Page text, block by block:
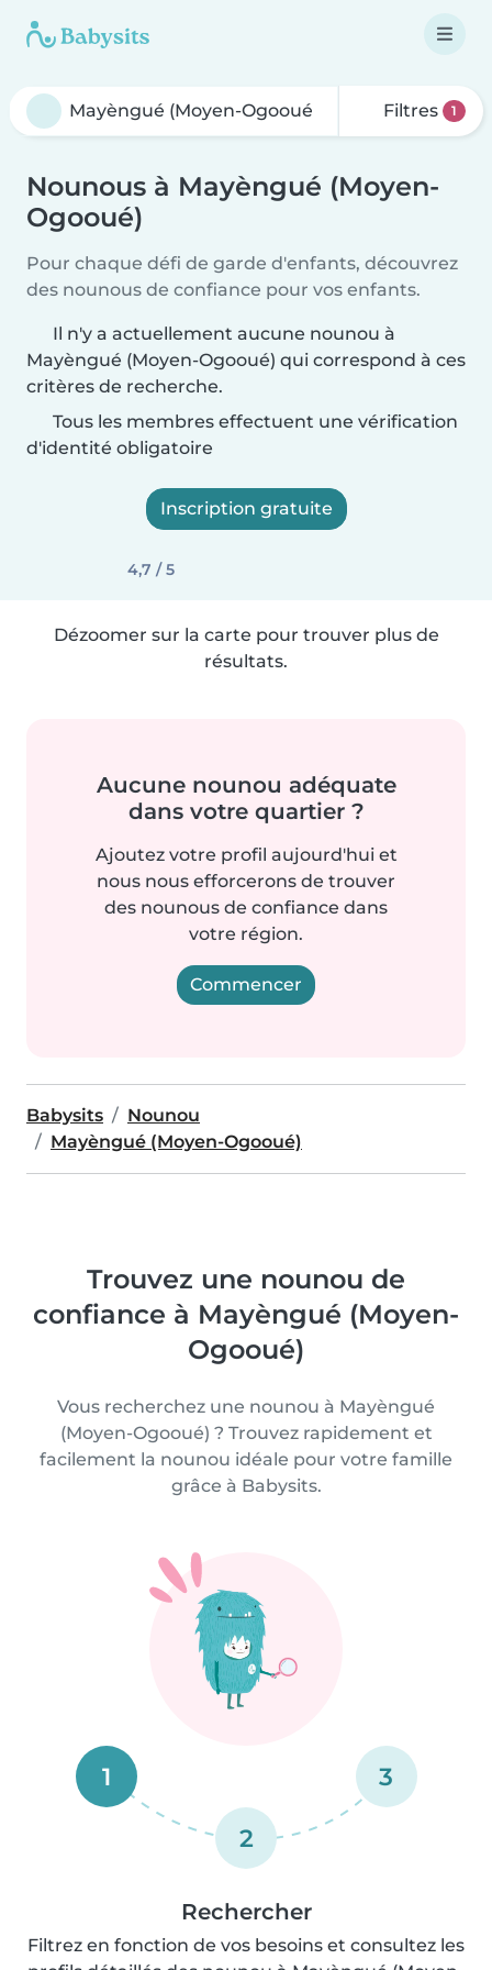
Filtres 1
Nounous à Mayèngué (Moyen-
Ogooué)
Pour chaque défi de garde d'enfants, découvrez
des nounous de confiance pour vos enfants.
Il n'y a actuellement aucune nounou à
Mayèngué (Moyen-Ogooué) qui correspond à ces
critères de recherche.
Tous les membres effectuent une vérification
d'identité obligatoire
Inscription gratuite
4,7 / 5
Dézoomer sur la carte pour trouver plus de
résultats.
Aucune nounou adéquate
dans votre quartier ?
Ajoutez votre profil aujourd'hui et
nous nous efforcerons de trouver
des nounous de confiance dans
votre région.
Commencer
Babysits
Nounou
Mayèngué (Moyen-Ogooué)
Trouvez une nounou de
confiance à Mayèngué (Moyen-
Ogooué)
Vous recherchez une nounou à Mayèngué
(Moyen-Ogooué) ? Trouvez rapidement et
facilement la nounou idéale pour votre famille
grâce à Babysits.
1
2
3
Rechercher
Filtrez en fonction de vos besoins et consultez les